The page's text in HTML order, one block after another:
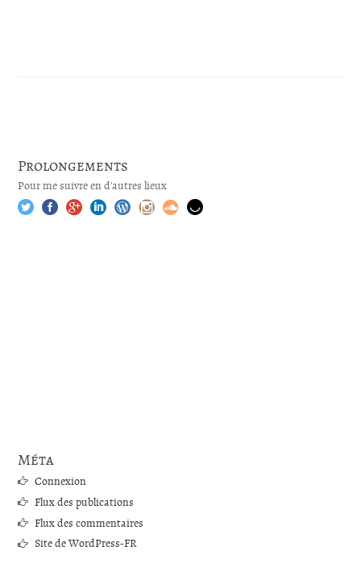
Prolongements
Pour me suivre en d'autres lieux
Méta
Connexion
Flux des publications
Flux des commentaires
Site de WordPress-FR